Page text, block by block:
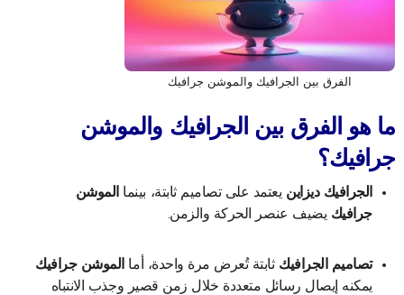
الفرق بين الجرافيك والموشن جرافيك
ما هو الفرق بين الجرافيك والموشن
جرافيك؟
الجرافيك ديزاين يعتمد على تصاميم ثابتة، بينما الموشن
جرافيك يضيف عنصر الحركة والزمن.
تصاميم الجرافيك ثابتة تُعرض مرة واحدة، أما الموشن جرافيك
يمكنه إيصال رسائل متعددة خلال زمن قصير وجذب الانتباه